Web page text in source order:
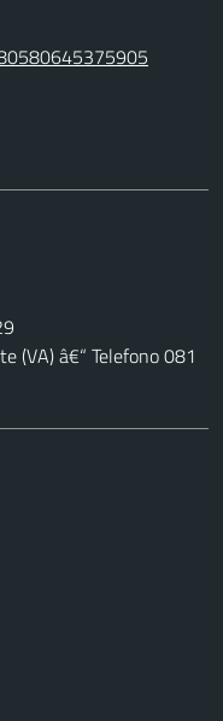
(VA) â€“ Telefono 081